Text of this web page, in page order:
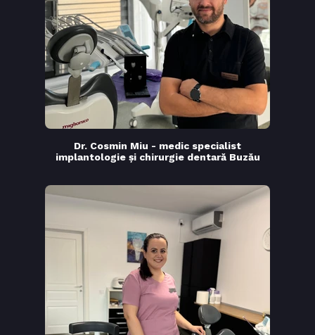
Dr. Cosmin Miu - medic specialist
implantologie și chirurgie dentară Buzău